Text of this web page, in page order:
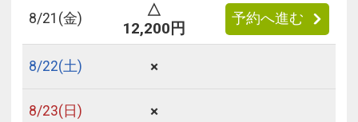
8/21 (金)
△
12,200円
予約へ進む
8/22(土) ×
8/23(日) ×